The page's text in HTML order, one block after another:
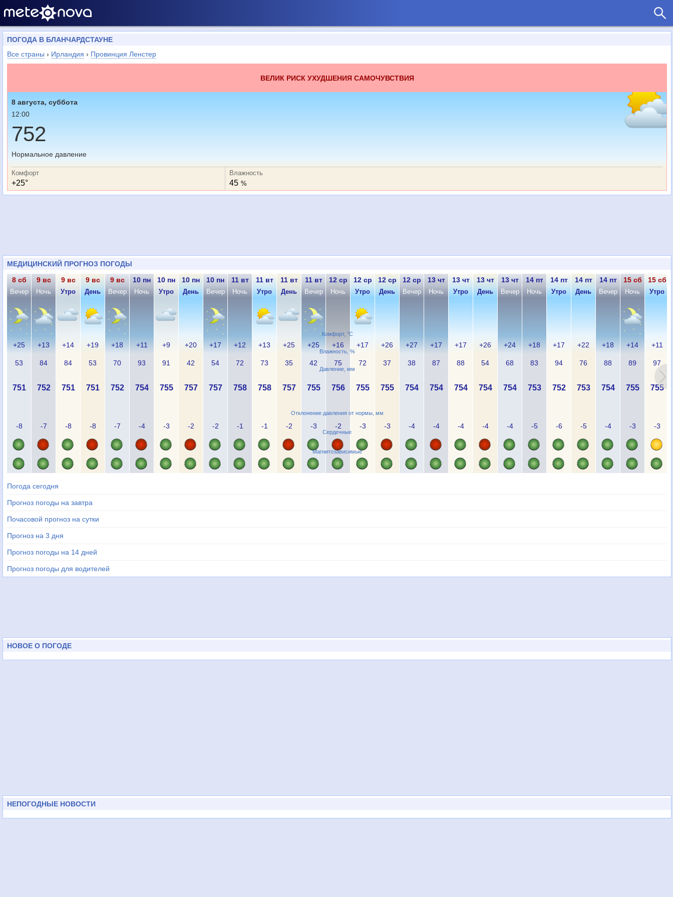
ПОГОДА В БЛАНЧАРДСТАУНЕ
Все страны › Ирландия › Провинция Ленстер
ВЕЛИК РИСК УХУДШЕНИЯ САМОЧУВСТВИЯ
8 августа, суббота
12:00
752
Нормальное давление
Комфорт
+25°
Влажность
45 %
МЕДИЦИНСКИЙ ПРОГНОЗ ПОГОДЫ
Комфорт, °C
Влажность, %
Давление, мм
Отклонение давления от нормы, мм
Сердечные
Магнитозависимые
8 сб 9 вс 9 вс 9 вс 9 вс 10 пн 10 пн 10 пн 10 пн 11 вт 11 вт 11 вт 11 вт 12 ср 12 ср 12 ср 12 ср 13 чт 13 чт 13 чт 13 чт 14 пт 14 пт 14 пт 14 пт 15 сб 15 сб
Вечер Ночь Утро День Вечер Ночь Утро День Вечер Ночь Утро День Вечер Ночь Утро День Вечер Ночь Утро День Вечер Ночь Утро День Вечер Ночь Утро
+25 +13 +14 +19 +18 +11 +9 +20 +17 +12 +13 +25 +25 +16 +17 +26 +27 +17 +17 +26 +24 +18 +17 +22 +18 +14 +11
53 84 84 53 70 93 91 42 54 72 73 35 42 75 72 37 38 87 88 54 68 83 94 76 88 89 97
751 752 751 751 752 754 755 757 757 758 758 757 755 756 755 755 754 754 754 754 754 753 752 753 754 755 755
-8 -7 -8 -8 -7 -4 -3 -2 -2 -1 -1 -2 -3 -2 -3 -3 -4 -4 -4 -4 -4 -5 -6 -5 -4 -3 -3
Погода сегодня
Прогноз погоды на завтра
Почасовой прогноз на сутки
Прогноз на 3 дня
Прогноз погоды на 14 дней
Прогноз погоды для водителей
НОВОЕ О ПОГОДЕ
НЕПОГОДНЫЕ НОВОСТИ